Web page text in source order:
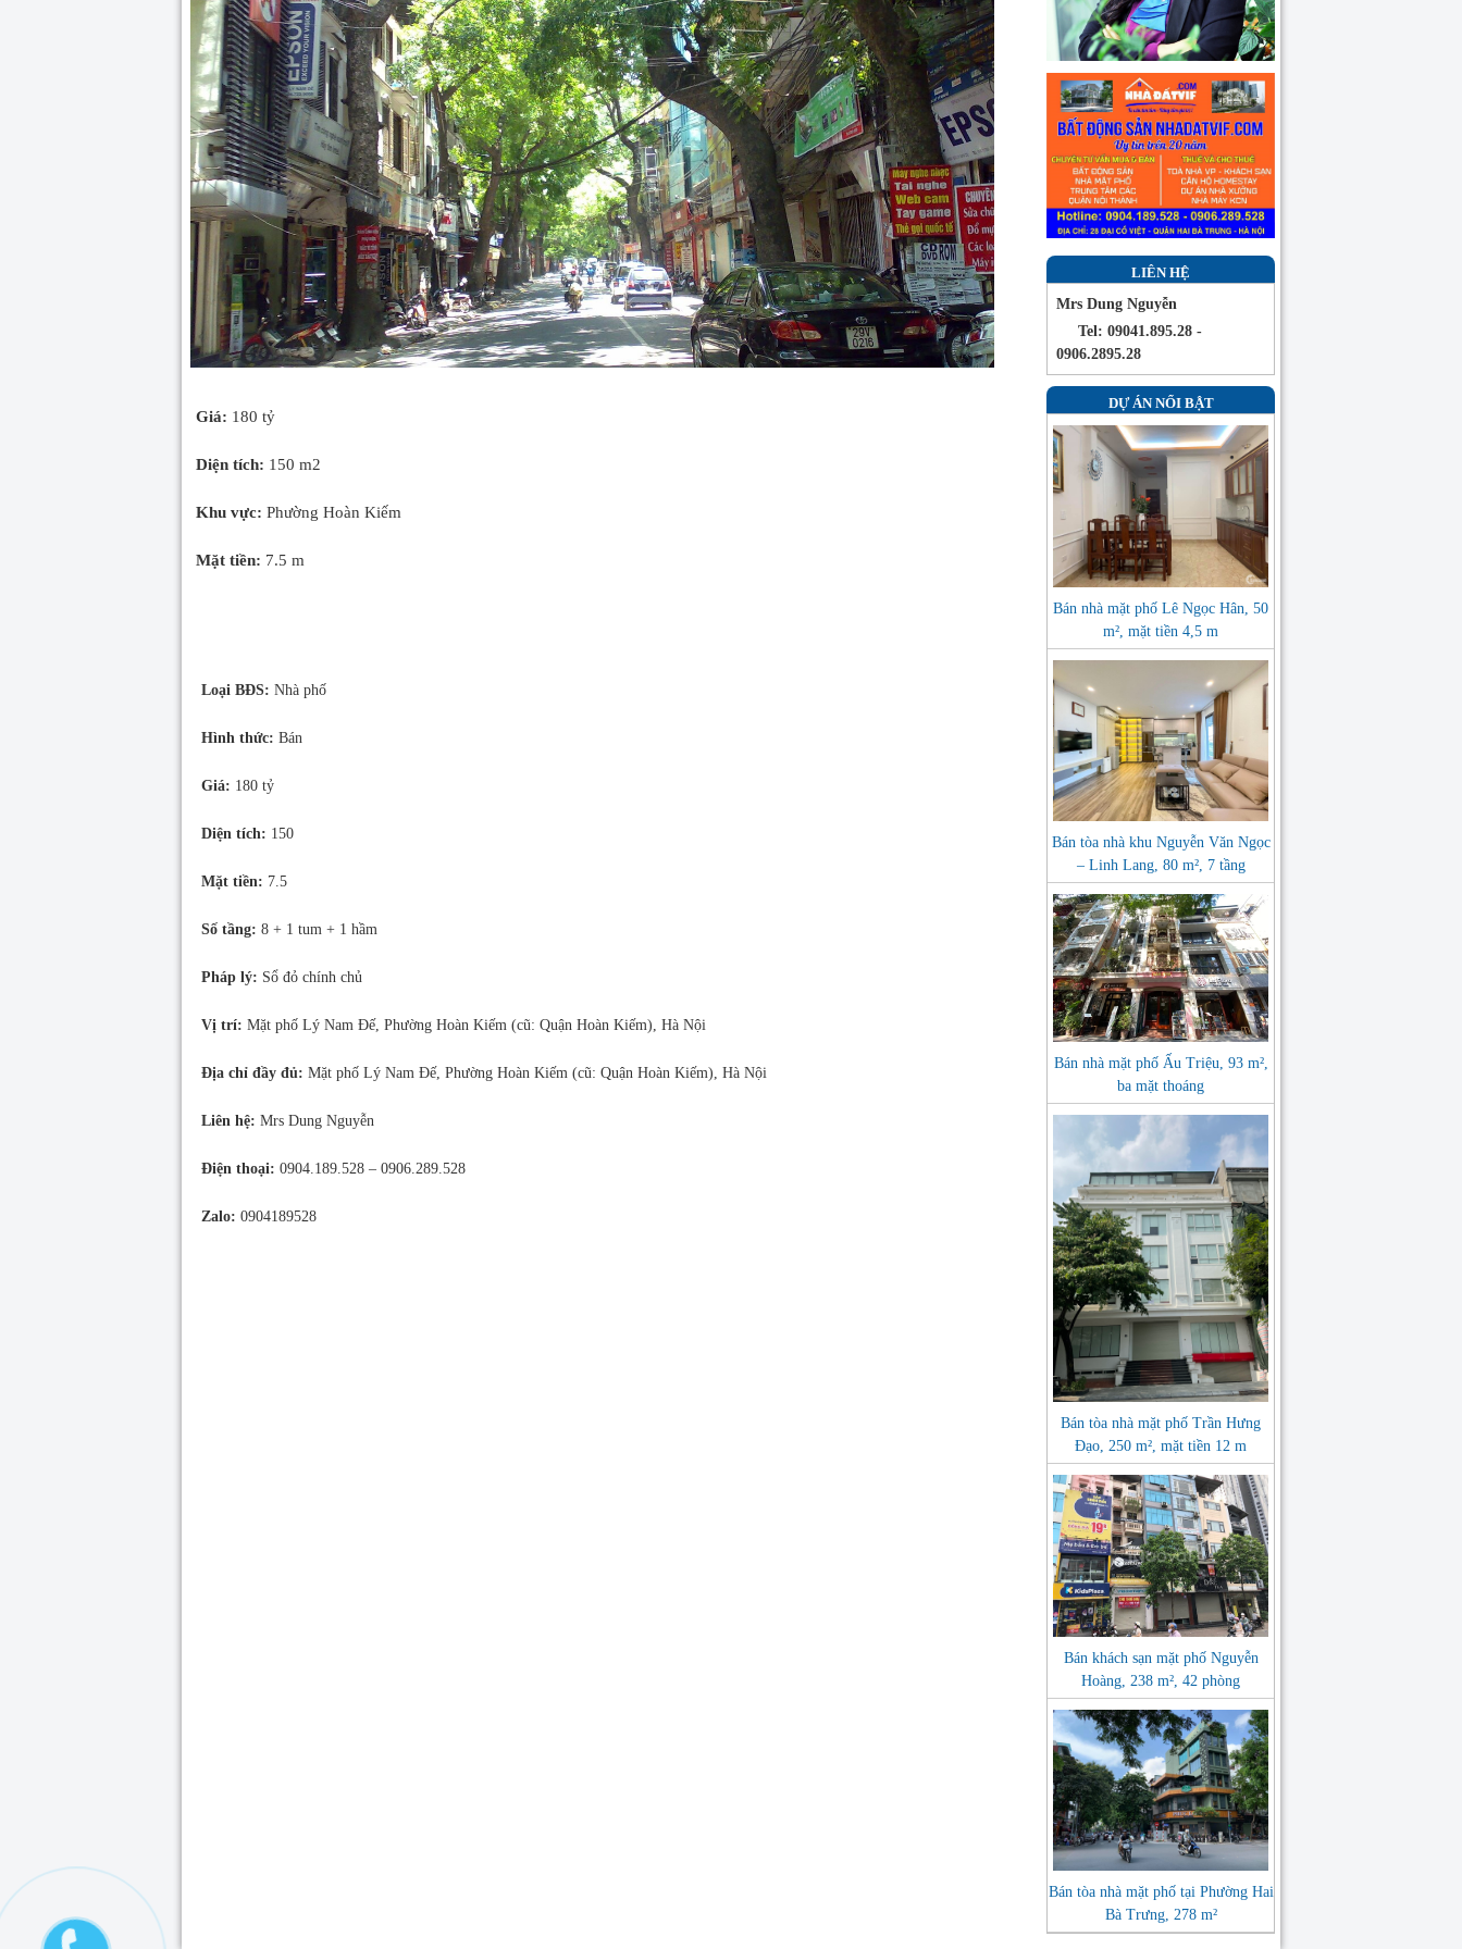
Giá: 180 tỷ
Diện tích: 150 m2
Khu vực: Phường Hoàn Kiếm
Mặt tiền: 7.5 m
Loại BĐS: Nhà phố
Hình thức: Bán
Giá: 180 tỷ
Diện tích: 150
Mặt tiền: 7.5
Số tầng: 8 + 1 tum + 1 hầm
Pháp lý: Sổ đỏ chính chủ
Vị trí: Mặt phố Lý Nam Đế, Phường Hoàn Kiếm (cũ: Quận Hoàn Kiếm), Hà Nội
Địa chỉ đầy đủ: Mặt phố Lý Nam Đế, Phường Hoàn Kiếm (cũ: Quận Hoàn Kiếm), Hà Nội
Liên hệ: Mrs Dung Nguyễn
Điện thoại: 0904.189.528 – 0906.289.528
Zalo: 0904189528
LIÊN HỆ
Mrs Dung Nguyễn
Tel: 09041.895.28 -
0906.2895.28
DỰ ÁN NỔI BẬT
Bán nhà mặt phố Lê Ngọc Hân, 50
m², mặt tiền 4,5 m
Bán tòa nhà khu Nguyễn Văn Ngọc
– Linh Lang, 80 m², 7 tầng
Bán nhà mặt phố Ấu Triệu, 93 m²,
ba mặt thoáng
Bán tòa nhà mặt phố Trần Hưng
Đạo, 250 m², mặt tiền 12 m
Bán khách sạn mặt phố Nguyễn
Hoàng, 238 m², 42 phòng
Bán tòa nhà mặt phố tại Phường Hai
Bà Trưng, 278 m²